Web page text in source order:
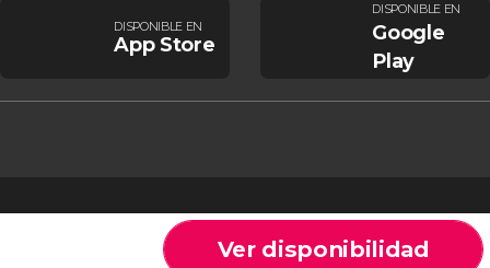
Ver disponibilidad
DISPONIBLE EN
App Store
DISPONIBLE EN
Google
Play
Condiciones generales Aviso legal Política de privacidad Cookies